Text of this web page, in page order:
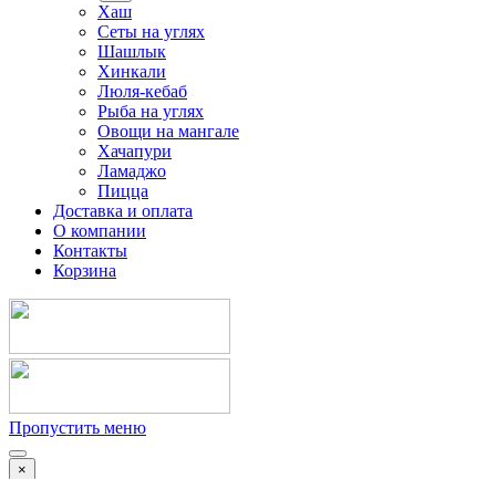
Хаш
Сеты на углях
Шашлык
Хинкали
Люля-кебаб
Рыба на углях
Овощи на мангале
Хачапури
Ламаджо
Пицца
Доставка и оплата
О компании
Контакты
Корзина
Пропустить меню
×